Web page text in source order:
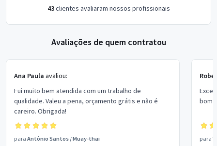
43clientes avaliaram nossos profissionais
Avaliações de quem contratou
Ana Paula avaliou:
Fui muito bem atendida com um trabalho de
qualidade. Valeu a pena, orçamento grátis e não é
careiro. Obrigada!
para Antônio Santos /Muay-thai
bom
para